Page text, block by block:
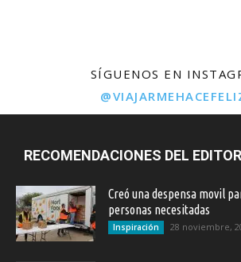
SÍGUENOS EN
RECOMENDACIONES DEL EDITOR
Creó una despensa movil
personas necesitadas
Inspiración 28 noviembre,